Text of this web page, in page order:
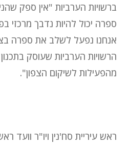
ברשויות הערביות "אין ספק
ספרה יכול להיות נדבך מרכזי
אנחנו נפעל לשלב את ספרה
הרשויות הערביות שעוסק
מהפעילות לשיקום הצפון".
ראש עיריית סח'נין ויו"ר וועד